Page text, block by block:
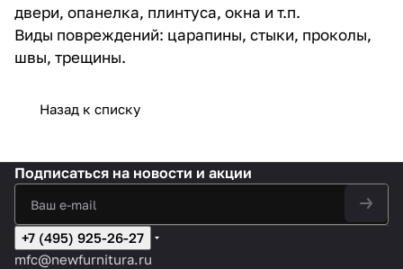
двери, опанелка, плинтуса, окна и т.п.
Виды повреждений: царапины, стыки, проколы,
швы, трещины.
Назад к списку
Подписаться на новости и акции
+7 (495) 925-26-27
mfc@newfurnitura.ru